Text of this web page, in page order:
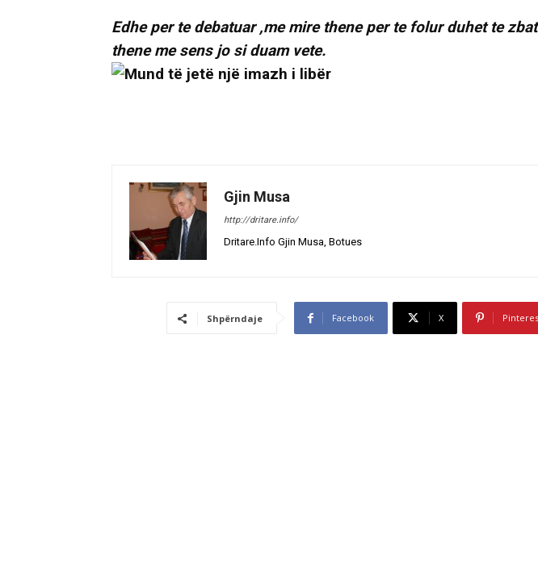
Edhe per te debatuar ,me mire thene per te folur duhet te
thene me sens jo si duam vete.
Gjin Musa
http://dritare.info/
Dritare.Info Gjin Musa, Botues
Shpërndaje Facebook X